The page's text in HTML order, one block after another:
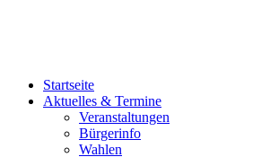
Startseite
Aktuelles & Termine
Veranstaltungen
Bürgerinfo
Wahlen